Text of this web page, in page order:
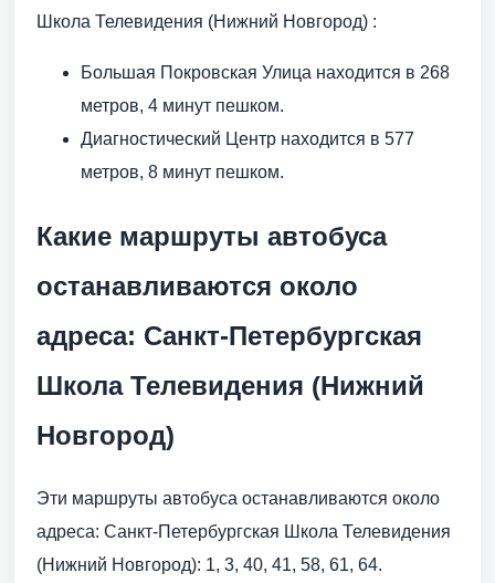
Школа Телевидения (Нижний Новгород) :
Большая Покровская Улица находится в 268
метров, 4 минут пешком.
Диагностический Центр находится в 577
метров, 8 минут пешком.
Какие маршруты автобуса
останавливаются около
адреса: Санкт-Петербургская
Школа Телевидения (Нижний
Новгород)
Эти маршруты автобуса останавливаются около
адреса: Санкт-Петербургская Школа Телевидения
(Нижний Новгород): 1, 3, 40, 41, 58, 61, 64.